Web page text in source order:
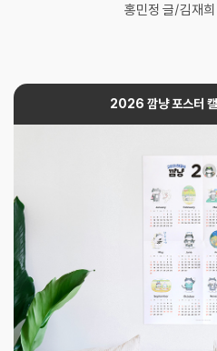
홍민정 글/김재희
2026 깜냥 포스터